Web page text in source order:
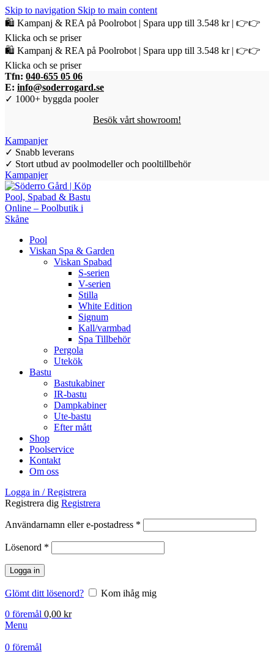
Skip to navigation Skip to main content
🛍️ Kampanj & REA på Poolrobot | Spara upp till 3.548 kr | 👉👉
Klicka och se priser
🛍️ Kampanj & REA på Poolrobot | Spara upp till 3.548 kr | 👉👉
Klicka och se priser
Tfn: 040-655 05 06
E: info@soderrogard.se
✓ 1000+ byggda pooler
Besök vårt showroom!
Kampanjer
✓ Snabb leverans
✓ Stort utbud av poolmodeller och pooltillbehör
Kampanjer
Pool
Viskan Spa & Garden
Viskan Spabad
S-serien
V-serien
Stilla
White Edition
Signum
Kall/varmbad
Spa Tillbehör
Pergola
Utekök
Bastu
Bastukabiner
IR-bastu
Dampkabiner
Ute-bastu
Efter mått
Shop
Poolservice
Kontakt
Om oss
Logga in / Registrera
Registrera dig Registrera
Användarnamn eller e-postadress *
Lösenord *
Logga in
Glömt ditt lösenord?
Kom ihåg mig
0 föremål 0,00 kr
Menu
0 föremål